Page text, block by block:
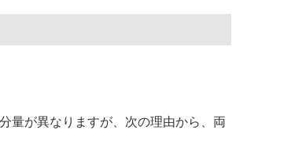
量が異なりますが、次の理由から、両